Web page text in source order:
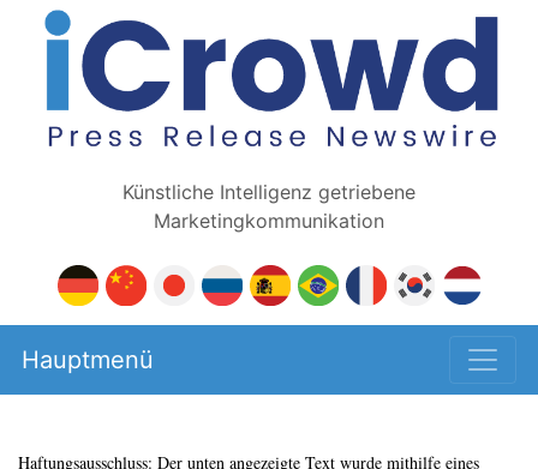
Künstliche Intelligenz getriebene
Marketingkommunikation
Hauptmenü
Haftungsausschluss: Der unten angezeigte Text wurde mithilfe eines